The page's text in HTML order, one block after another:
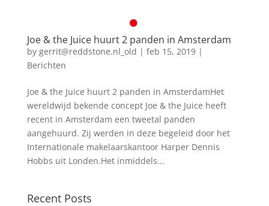
Joe & the Juice huurt 2 panden in Amsterdam
by gerrit@reddstone.nl_old | feb 15, 2019|
Berichten
Joe & the Juice huurt 2 panden in AmsterdamHet
wereldwijd bekende concept Joe & the Juice heeft
recent in Amsterdam een tweetal panden
aangehuurd. Zij werden in deze begeleid door het
Internationale makelaarskantoor Harper Dennis
Hobbs uit Londen.Het inmiddels...
Recent Posts